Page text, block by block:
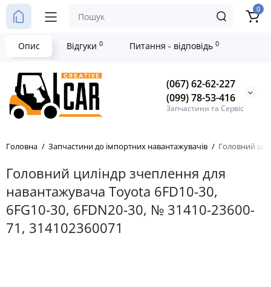
(067) 62-62-227
(099) 78-53-416
Запчастини та Сервіс
0
Головна Запчастини до імпортних навантажувачів Головний
Головний циліндр зчеплення для
навантажувача Toyota 6FD10-30,
6FG10-30, 6FDN20-30, № 31410-23600-
71, 314102360071
Опис Відгуки 0 Питання - відповідь 0